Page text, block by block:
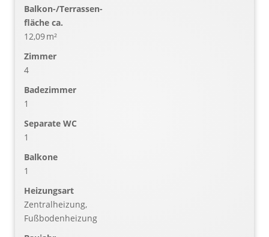
Balkon-/Terrassen­
fläche ca.
12,09 m²
Zimmer
4
Badezimmer
1
Separate WC
1
Balkone
1
Heizungsart
Zentralheizung,
Fußbodenheizung